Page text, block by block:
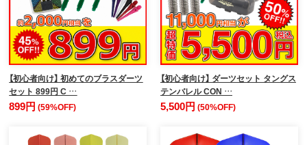
【初心者向け】 初めてのブラスダーツ
セット 899円 C …
899円(59%OFF)
【初心者向け】 ダーツセット タングス
テンバレル CON …
5,500円 (50%OFF)